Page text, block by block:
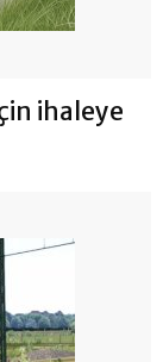
ihaleye